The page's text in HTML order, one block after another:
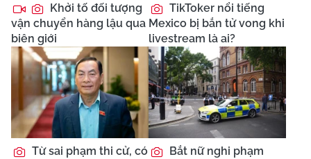
Khởi tố đối tượng
vận chuyển hàng lậu qua
biên giới
TikToker nổi tiếng
Mexico bị bắn tử vong khi
livestream là ai?
Từ sai phạm thi cử, có
Bắt nữ nghi phạm